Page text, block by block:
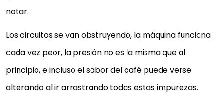
notar.
Los circuitos se van obstruyendo, la máquina funciona
cada vez peor, la presión no es la misma que al
principio, e incluso el sabor del café puede verse
alterando al ir arrastrando todas estas impurezas.